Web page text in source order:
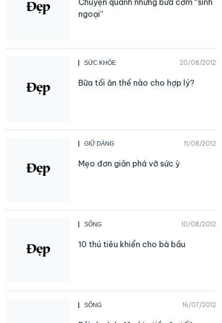
ngoại”
SỨC KHỎE 20/08/2012
Bữa tối ăn thế nào cho hợp lý?
GIỮ DÁNG 11/08/2012
Mẹo đơn giản phá vỡ sức ỳ
SỐNG 10/08/2012
10 thú tiêu khiển cho bà bầu
SỐNG 16/07/2012